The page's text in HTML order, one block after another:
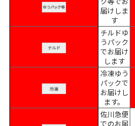
届けしま
す
チルドゆ
うパック
でお届け
します
冷凍ゆう
パックで
お届けし
ます。
佐川急便
でのお届